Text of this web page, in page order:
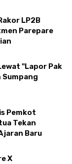
LP2B
Parepare
"Lapor Pak
Sumpang
Pemkot
Tekan
Baru
X